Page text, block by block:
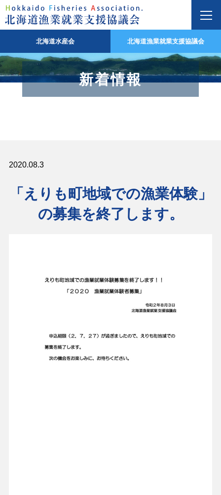
北海道水産会 北海道漁業就業支援協議会
新着情報
2020.08.3
「えりも町地域での漁業体験」
の募集を終了します。